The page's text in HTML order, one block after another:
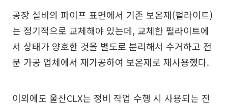
공장 설비의 파이프 표면에서 기존 보온재(펄라이트)
는 정기적으로 교체해야 있는데, 교체한 펄라이트에
서 상태가 양호한 것을 별도로 분리해서 수거하고 전
문 가공 업체에서 재가공하여 보온재로 재사용했다.
이외에도 울산CLX는 정비 작업 수행 시 사용되는 전